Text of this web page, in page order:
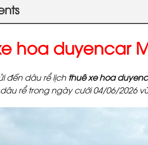
hoa duyencar
đến dâu rể lịch thuê xe hoa
rể trong ngày cưới 04/06/2026